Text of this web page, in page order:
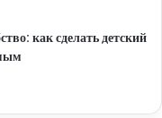
как сделать детский